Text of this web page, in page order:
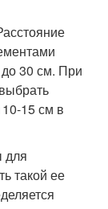
30 см. При
15 см в
для
такой ее